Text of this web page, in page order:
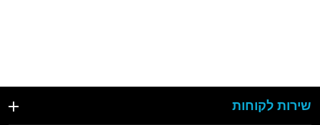
שירות לקוחות